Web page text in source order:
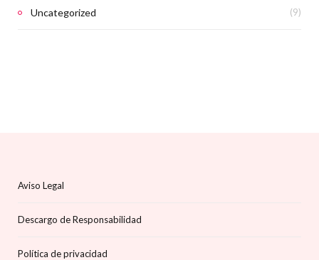
Uncategorized (9)
Aviso Legal
Descargo de Responsabilidad
Política de privacidad